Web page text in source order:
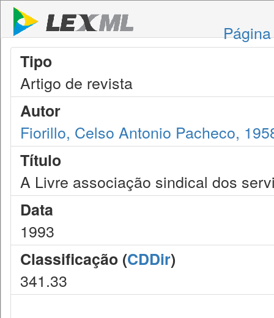
Tipo
Artigo de revista
Autor
Fiorillo, Celso Antonio Pacheco,
Título
A Livre associação sindical dos
Data
1993
Classificação (CDDir)
341.33